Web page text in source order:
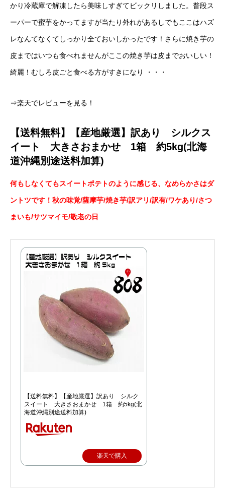
かり冷蔵庫で解凍したら美味しすぎてビックリしました。普段ス
ーパーで蜜芋をかってますが当たり外れがあるしでもここはハズ
レなんてなくてしっかり全ておいしかったです！さらに焼き芋の
皮まではいつも食べれませんがここの焼き芋は皮までおいしい！
綺麗！むしろ皮ごと食べる方がすきになり ・・・
⇒楽天でレビューを見る！
【送料無料】【産地厳選】訳あり シルクス
イート 大きさおまかせ 1箱 約5kg(北海
道沖縄別途送料加算)
何もしなくてもスイートポテトのように感じる、なめらかさはダ
ントツです！秋の味覚/薩摩芋/焼き芋/訳アリ/訳有/ワケあり/さつ
まいも/サツマイモ/敬老の日
【送料無料】【産地厳選】訳あり シルク
スイート 大きさおまかせ 1箱 約5kg(北
海道沖縄別途送料加算)
楽天で購入